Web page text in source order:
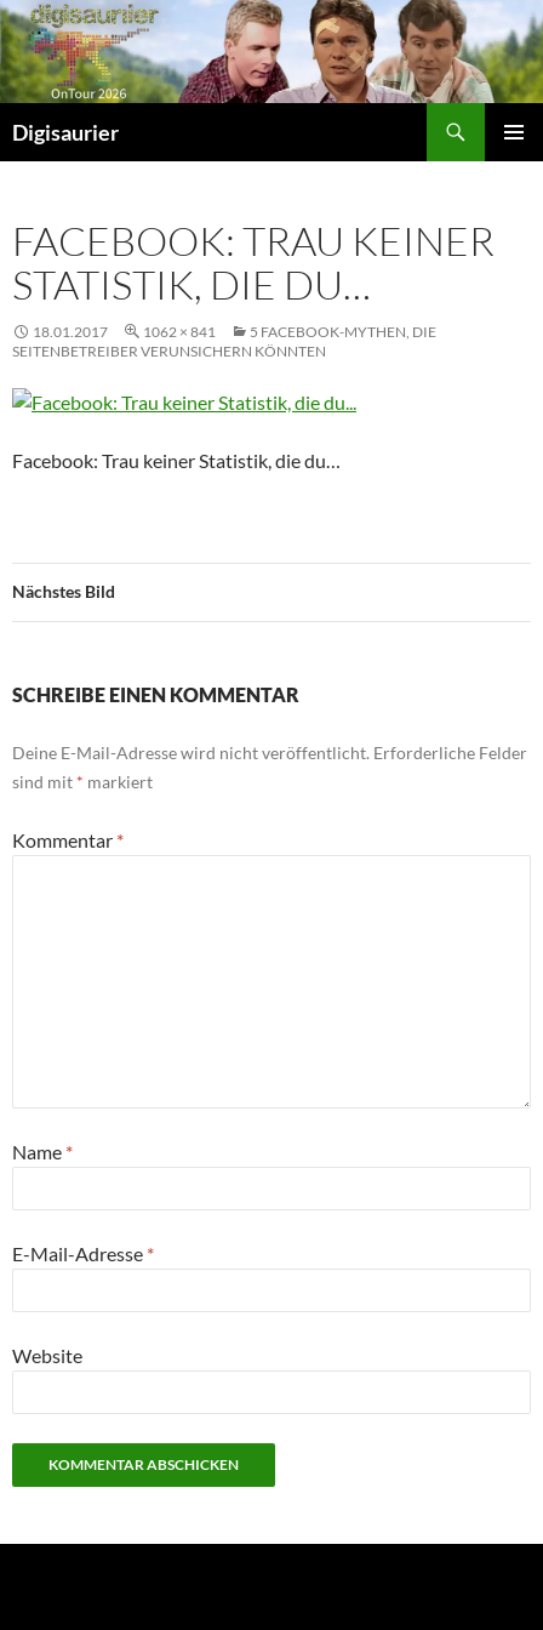
Zum
Inhalt
springen
Digisaurier
FACEBOOK: TRAU KEINER
STATISTIK, DIE DU…
18.01.2017 1062 × 841
5 FACEBOOK-MYTHEN, DIE
SEITENBETREIBER VERUNSICHERN KÖNNTEN
Facebook: Trau keiner Statistik, die du…
Nächstes Bild
SCHREIBE EINEN KOMMENTAR
Deine E-Mail-Adresse wird nicht veröffentlicht. Erforderliche Felder
sind mit * markiert
Kommentar *
Name *
E-Mail-Adresse *
Website